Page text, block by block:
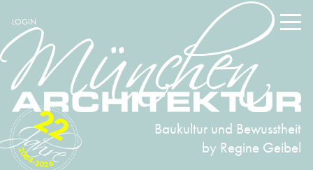
LOGIN
Baukultur und Bewusstheit
by Regine Geibel
2004-2026
22